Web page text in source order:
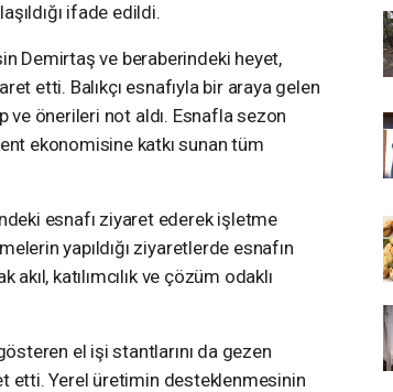
ifade edildi.
Demirtaş ve beraberindeki heyet,
etti. Balıkçı esnafıyla bir araya gelen
önerileri not aldı. Esnafla sezon
ekonomisine katkı sunan tüm
esnafı ziyaret ederek işletme
yapıldığı ziyaretlerde esnafın
katılımcılık ve çözüm odaklı
el işi stantlarını da gezen
etti. Yerel üretimin desteklenmesinin